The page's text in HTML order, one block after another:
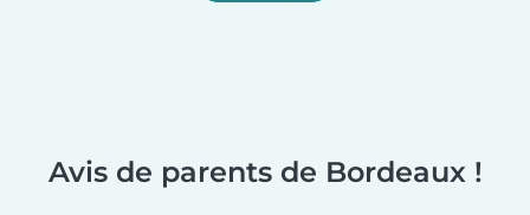
Avis de parents de Bordeaux !